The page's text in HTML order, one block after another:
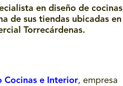
en diseño de cocinas
de sus tiendas ubicadas en
Torrecárdenas.
Cocinas e Interior, empresa